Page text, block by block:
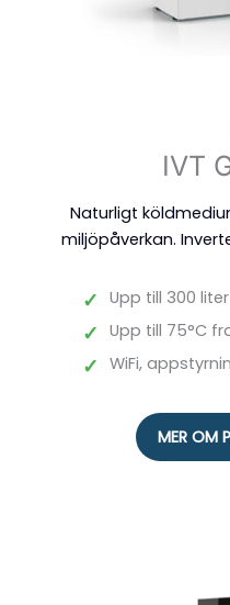
IVT
Naturligt
miljöpåverkan.
✓ Upp till 300
✓ Upp till 75°C
✓ WiFi,
MER OM